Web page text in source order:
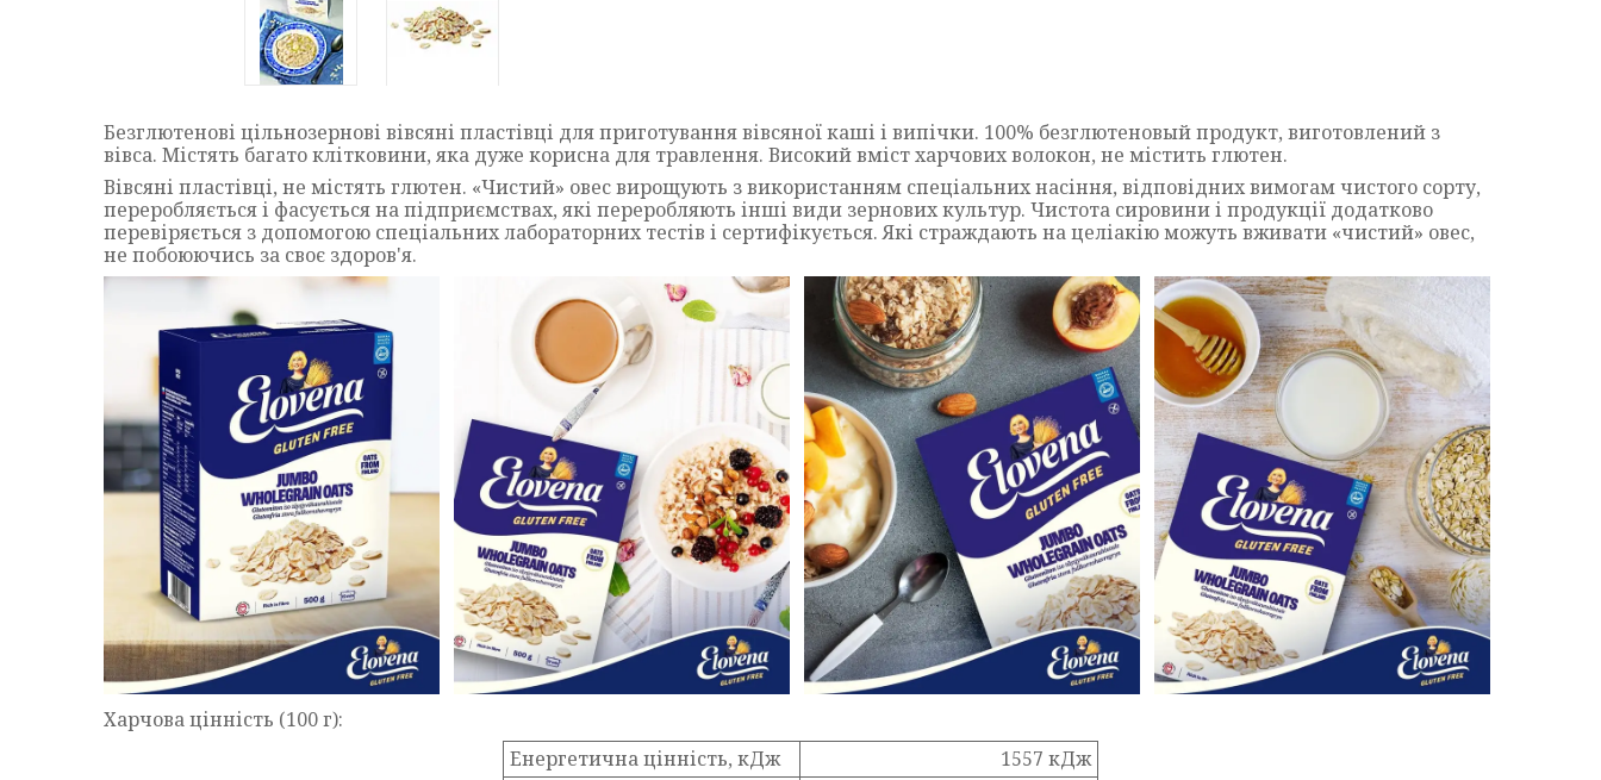
Безглютенові цільнозернові вівсяні пластівці для приготування вівсяної каші і випічки. 100% безглютеновый продукт, виготовлений з
вівса. Містять багато клітковини, яка дуже корисна для травлення. Високий вміст харчових волокон, не містить глютен.
Вівсяні пластівці, не містять глютен. «Чистий» овес вирощують з використанням спеціальних насіння, відповідних вимогам чистого сорту,
переробляється і фасується на підприємствах, які переробляють інші види зернових культур. Чистота сировини і продукції додатково
перевіряється з допомогою спеціальних лабораторних тестів і сертифікується. Які страждають на целіакію можуть вживати «чистий» овес,
не побоюючись за своє здоров'я.
Харчова цінність (100 г):
Енергетична цінність, кДж
1557 кДж